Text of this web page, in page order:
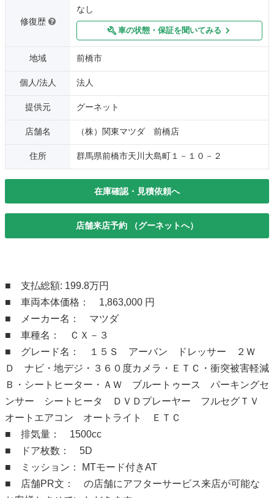
修復歴
なし
車の状態・保証を聞いてみる
地域 前橋市
個人/法人 法人
提供元 グーネット
店舗名 （株）関東マツダ 前橋店
住所 群馬県前橋市天川大島町１－１０－２
在庫確認・見積依頼へ
店舗来店予約 （グーネットへ）
■ 支払総額: 199.8万円
■ 車両本体価格： 1,863,000 円
■ メーカー名： マツダ
■ 車種名： ＣＸ－３
■ グレード名： １５Ｓ アーバン ドレッサー ２Ｗ
Ｄ ナビ・地デジ・３６０度カメラ・ＥＴＣ・衝突被害軽減
Ｂ・シートヒーター・ＡＷ ブルートゥース パーキングセ
ンサー シートヒータ ＤＶＤプレーヤー フルセグＴＶ
オートエアコン オートライト ＥＴＣ
■ 排気量： 1500cc
■ ドア枚数： 5D
■ ミッション： MTモード付きAT
■ 店舗PR文： の店舗にアフターサービス来店が可能な